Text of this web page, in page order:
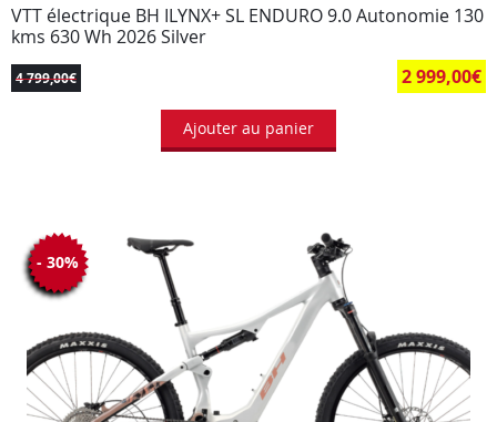
VTT électrique BH ILYNX+ SL ENDURO 9.0 Autonomie 130
kms 630 Wh 2026 Silver
4 799,00€ 2 999,00€
Ajouter au panier
- 30%